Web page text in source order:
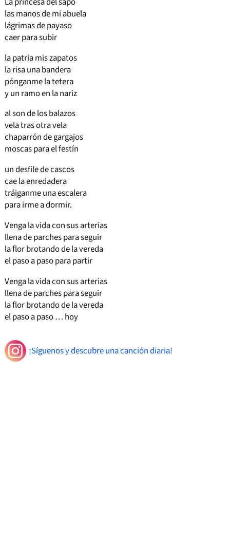
las manos de mi abuela
lágrimas de payaso
caer para subir
la patria mis zapatos
la risa una bandera
pónganme la tetera
y un ramo en la nariz
al son de los balazos
vela tras otra vela
chaparrón de gargajos
moscas para el festín
un desfile de cascos
cae la enredadera
tráiganme una escalera
para irme a dormir.
Venga la vida con sus arterias
llena de parches para seguir
la flor brotando de la vereda
el paso a paso para partir
Venga la vida con sus arterias
llena de parches para seguir
la flor brotando de la vereda
el paso a paso … hoy
¡Síguenos y descubre una canción diaria!